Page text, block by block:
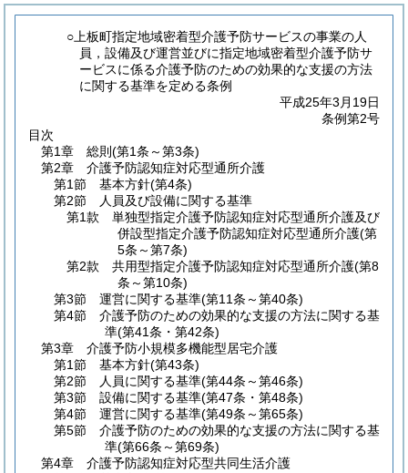
○上板町指定地域密着型介護予防サービスの事業の人
員，設備及び運営並びに指定地域密着型介護予防サ
ービスに係る介護予防のための効果的な支援の方法
に関する基準を定める条例
平成25年3月19日
条例第2号
目次
第1章
総則 (第1条～第3条)
第2章
介護予防認知症対応型通所介護
第1節
基本方針(第4条)
第2節
人員及び設備に関する基準
第1款
単独型指定介護予防認知症対応型通所介護及び
併設型指定介護予防認知症対応型通所介護(第
5条～第7条)
第2款
共用型指定介護予防認知症対応型通所介護(第8
条～第10条)
第3節
運営に関する基準(第11条～第40条)
第4節
介護予防のための効果的な支援の方法に関する基
準(第41条・第42条)
第3章
介護予防小規模多機能型居宅介護
第1節
基本方針(第43条)
第2節
人員に関する基準(第44条～第46条)
第3節
設備に関する基準(第47条・第48条)
第4節
運営に関する基準(第49条～第65条)
第5節
介護予防のための効果的な支援の方法に関する基
準(第66条～第69条)
第4章
介護予防認知症対応型共同生活介護